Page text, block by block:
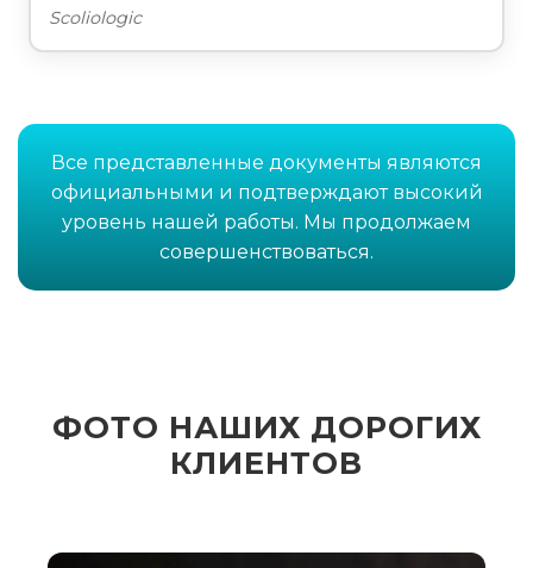
Scoliologic
Все представленные документы являются
официальными и подтверждают высокий
уровень нашей работы. Мы продолжаем
совершенствоваться.
ФОТО НАШИХ ДОРОГИХ
КЛИЕНТОВ